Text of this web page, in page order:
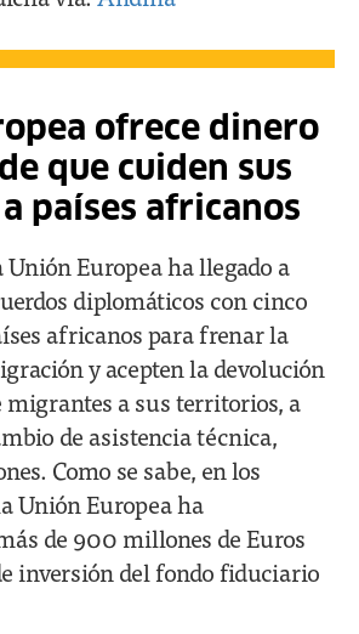
ofrece dinero
que cuiden sus
países africanos
Unión Europea ha llegado a
diplomáticos con cinco
africanos para frenar la
y acepten la devolución
migrantes a sus territorios, a
de asistencia técnica,
Como se sabe, en los
Unión Europea ha
de 900 millones de Euros
inversión del fondo fiduciario